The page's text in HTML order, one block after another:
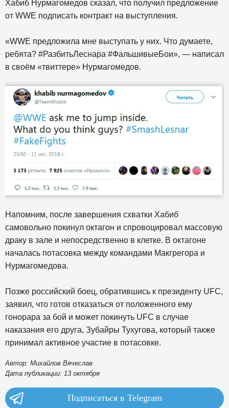
Хабиб Нурмагомедов сказал, что получил предложение
от WWE подписать контракт на выступления.
«WWE предложила мне выступать у них. Что думаете,
ребята? #РазбитьЛеснара #ФальшивыеБои», — написал
в своём «твиттере» Нурмагомедов.
Напомним, после завершения схватки Хабиб
самовольно покинул октагон и спровоцировал массовую
драку в зале и непосредственно в клетке. В октагоне
началась потасовка между командами Макгрегора и
Нурмагомедова.
Позже российский боец, обратившись к президенту UFC,
заявил, что готов отказаться от положенного ему
гонорара за бой и может покинуть UFC в случае
наказания его друга, Зубайры Тухугова, который также
принимал активное участие в потасовке.
Автор: Михайлов Вячеслав
Дата публикации: 13 октября
Подписаться в Telegram